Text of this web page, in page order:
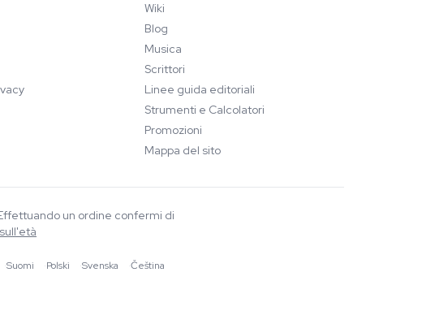
Wiki
Blog
Musica
Scrittori
Linee guida editoriali
Strumenti e Calcolatori
Promozioni
Mappa del sito
un ordine confermi di
·Suomi ·Polski ·Svenska ·Čeština